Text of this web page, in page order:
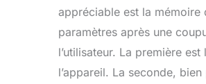
appréciable est la mémoire
paramètres après une
l’utilisateur. La première
l’appareil. La seconde,